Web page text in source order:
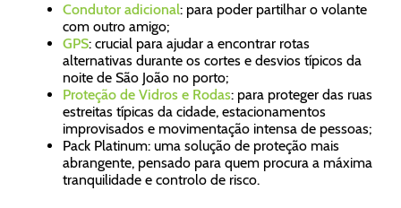
Condutor adicional: para poder partilhar o volante
com outro amigo;
GPS: crucial para ajudar a encontrar rotas
alternativas durante os cortes e desvios típicos da
noite de São João no porto;
Proteção de Vidros e Rodas: para proteger das ruas
estreitas típicas da cidade, estacionamentos
improvisados e movimentação intensa de pessoas;
Pack Platinum: uma solução de proteção mais
abrangente, pensado para quem procura a máxima
tranquilidade e controlo de risco.